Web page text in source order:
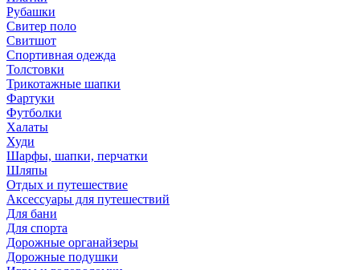
Рубашки
Свитер поло
Свитшот
Спортивная одежда
Толстовки
Трикотажные шапки
Фартуки
Футболки
Халаты
Худи
Шарфы, шапки, перчатки
Шляпы
Отдых и путешествие
Аксессуары для путешествий
Для бани
Для спорта
Дорожные органайзеры
Дорожные подушки